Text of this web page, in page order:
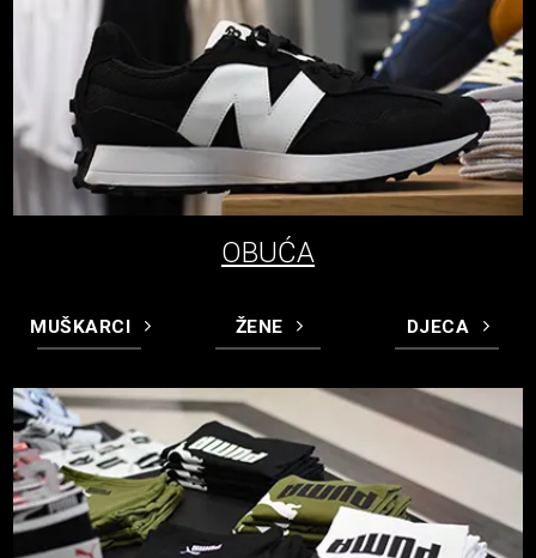
OBUĆA
MUŠKARCI ŽENE DJECA